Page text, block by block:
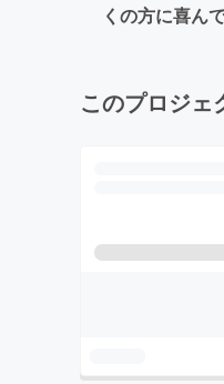
くの方に喜ん
このプロジェ